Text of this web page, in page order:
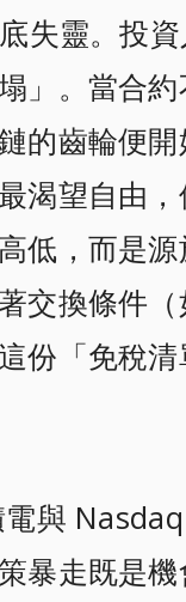
失靈。投
」。當合
的齒輪便
渴望自由
低，而是
交換條件
份「免稅
與
暴走既是